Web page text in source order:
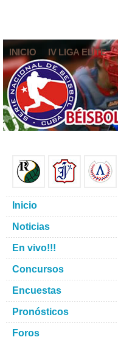
INICIO IV LIGA ELITE
Inicio
Noticias
En vivo!!!
Concursos
Encuestas
Pronósticos
Foros